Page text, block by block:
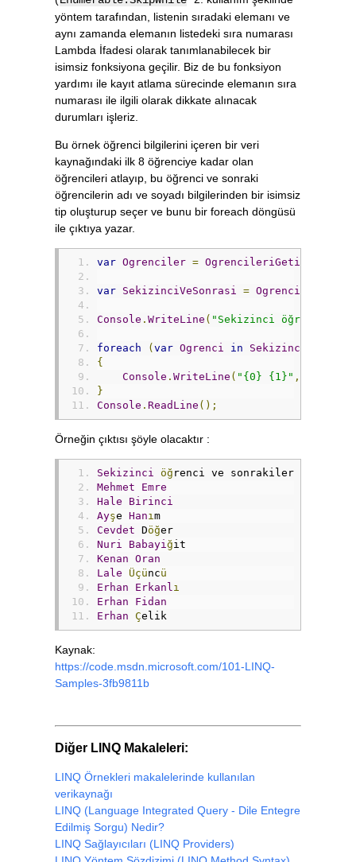
yöntem tarafından, listenin sıradaki elemanı ve
aynı zamanda elemanın listedeki sıra numarası
Lambda İfadesi olarak tanımlanabilecek bir
isimsiz fonksiyona geçilir. Biz de bu fonksiyon
yardımı ile kayıt atlama sürecinde elemanın sıra
numarası ile ilgili olarak dikkate alınacak
durumları işleriz.
Bu örnek öğrenci bilgilerini içeren bir veri
kaynağındaki ilk 8 öğrenciye kadar olan
öğrencileri atlayıp, bu öğrenci ve sonraki
öğrencilerin adı ve soyadı bilgilerinden bir isimsiz
tip oluşturup seçer ve bunu bir foreach döngüsü
ile çıktıya yazar.
var Ogrenciler = OgrencileriGetir
var SekizinciVeSonrasi = Ogrenciler
Console . WriteLine ( "Sekizinci öğrenci ve
foreach (var Ogrenci in
{
Console . WriteLine ( "{0} {1}" ,
}
Console . ReadLine ();
Örneğin çıktısı şöyle olacaktır :
Sekizinci öğ renci ve sonrakiler
Mehmet
Emre
Hale
Birinci
Ayşe Hanı m
Cevdet Döğer
Nuri
Babayi ğit
Kenan Oran
Lale
Üçüncü
Erhan
Erkanl ı
Erhan
Fidan
Erhan Çelik
Kaynak:
https://code.msdn.microsoft.com/101-LINQ-
Samples-3fb9811b
Diğer LINQ Makaleleri:
LINQ Örnekleri makalelerinde kullanılan
verikaynağı
LINQ (Language Integrated Query - Dile Entegre
Edilmiş Sorgu) Nedir?
LINQ Sağlayıcıları (LINQ Providers)